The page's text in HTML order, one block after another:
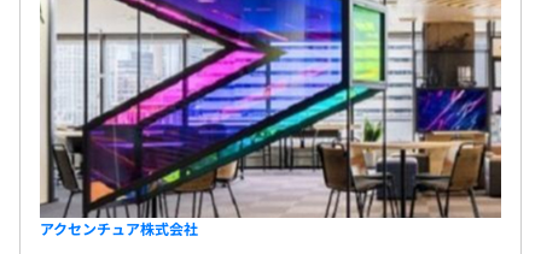
アクセンチュア株式会社